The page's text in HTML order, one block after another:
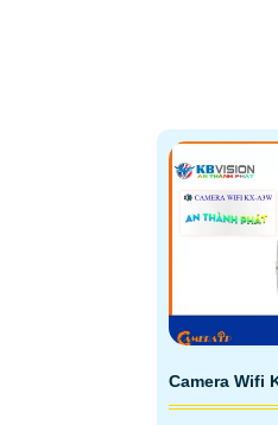
Camera Wifi